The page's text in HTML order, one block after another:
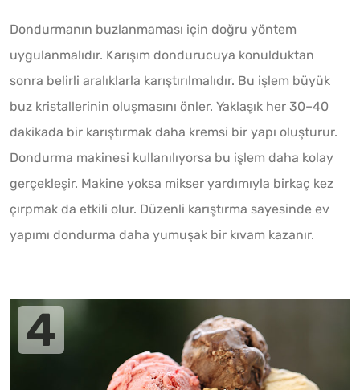
Dondurmanın buzlanmaması için doğru yöntem
uygulanmalıdır. Karışım dondurucuya konulduktan
sonra belirli aralıklarla karıştırılmalıdır. Bu işlem büyük
buz kristallerinin oluşmasını önler. Yaklaşık her 30–40
dakikada bir karıştırmak daha kremsi bir yapı oluşturur.
Dondurma makinesi kullanılıyorsa bu işlem daha kolay
gerçekleşir. Makine yoksa mikser yardımıyla birkaç kez
çırpmak da etkili olur. Düzenli karıştırma sayesinde ev
yapımı dondurma daha yumuşak bir kıvam kazanır.